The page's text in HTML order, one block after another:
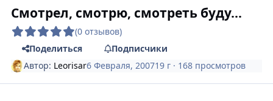
Смотрел, смотрю, смотреть буду...
(0 отзывов)
Поделиться
Подписчики
Автор: Leorisar6 Февраля, 200719 г · 168 просмотров